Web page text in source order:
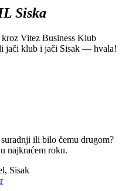
Siska
Vitez Business Klub
jači klub i jači Sisak — hvala!
ili bilo čemu drugom?
najkraćem roku.
Sisak